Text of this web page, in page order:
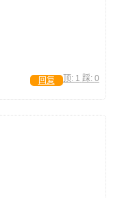
顶: 1 踩: 0
回复